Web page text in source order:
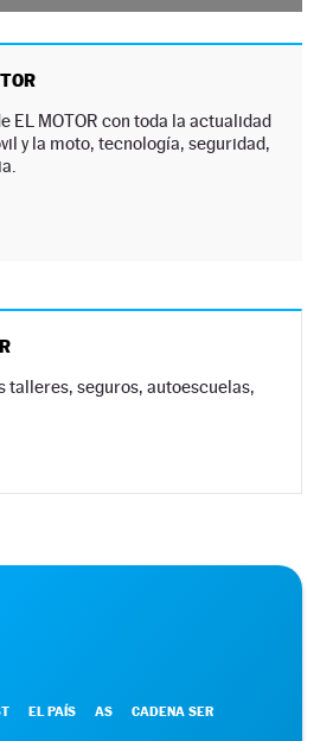
EL MOTOR con toda la actualidad
y la moto, tecnología, seguridad,
talleres, seguros, autoescuelas,
EL PAÍS AS CADENA SER